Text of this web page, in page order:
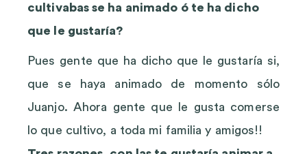
cultivabas se ha animado ó te ha dicho
que le gustaría?
Pues gente que ha dicho que le gustaría si,
que se haya animado de momento sólo
Juanjo. Ahora gente que le gusta comerse
lo que cultivo, a toda mi familia y amigos!!